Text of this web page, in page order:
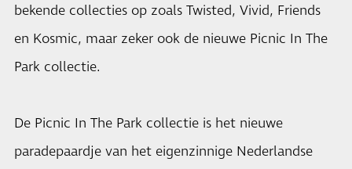
bekende collecties op zoals Twisted, Vivid, Friends
en Kosmic, maar zeker ook de nieuwe Picnic In The
Park collectie.
De Picnic In The Park collectie is het nieuwe
paradepaardje van het eigenzinnige Nederlandse